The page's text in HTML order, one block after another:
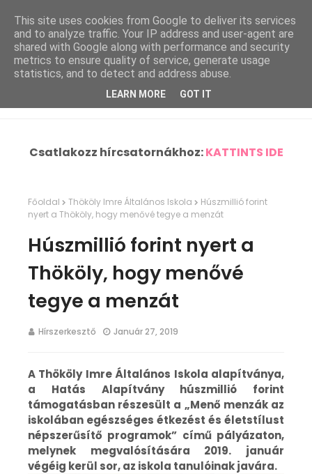
Csatlakozz hírcsatornákhoz:KATTINTS IDE
Főoldal Thököly Imre Általános Iskola
Húszmillió forint
nyert a Thököly, hogy menővé tegye a menzát
Húszmillió forint nyert a
Thököly, hogy menővé
tegye a menzát
Hírszerkesztő Január 27, 2019
A Thököly Imre Általános Iskola alapítványa,
a Hatás Alapítvány húszmillió forint
támogatásban részesült a „Menő menzák az
iskolában egészséges étkezést és életstílust
népszerűsítő programok” című pályázaton,
melynek megvalósítására 2019. január
végéig kerül sor, az iskola tanulóinak javára.
This site uses cookies from Google to deliver its services
and to analyze traffic. Your IP address and user-agent are
shared with Google along with performance and security
metrics to ensure quality of service, generate usage
statistics, and to detect and address abuse.
LEARN MORE GOT IT